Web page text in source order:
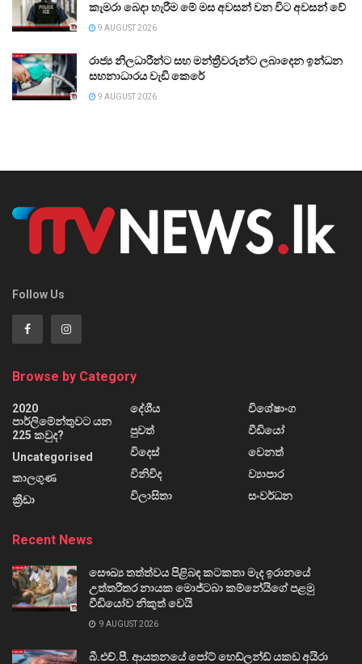
කැමරා බෙදා හැරීම මේ මස අවසන් වන විට අවසන් වේ
9 AUGUST 2026
රාජ්‍ය නිලධාරීන්ට සහ මන්ත්‍රීවරුන්ට ලබාදෙන ඉන්ධන
සහනාධාරය වැඩි කෙරේ
9 AUGUST 2026
Follow Us
Browse by Category
2020
පාර්ලිමේන්තුවට යන
225 කවුද?
Uncategorised
කාලගුණ
ක්‍රීඩා
දේශීය
පුවත්
විදෙස්
විනිවිද
විලාසිතා
විශේෂාංග
වීඩියෝ
වෙනත්
ව්‍යාපාර
සංවර්ධන
Recent News
සෞඛ්‍ය තත්ත්වය පිළිබඳ කටකතා මැද ඉරානයේ
උත්තරීතර නායක මොජ්ටබා කම්නේයිගේ පළමු
වීඩියෝව නිකුත් වෙයි
9 AUGUST 2026
බී.එච්.පී. ආයතනයේ පෝට් හෙඩ්ලන්ඩ් යකඩ අයිරා